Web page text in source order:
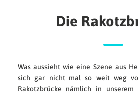
Die
Was aussieht wie eine Szene aus
sich gar nicht mal so weit weg
Rakotzbrücke nämlich in unserem